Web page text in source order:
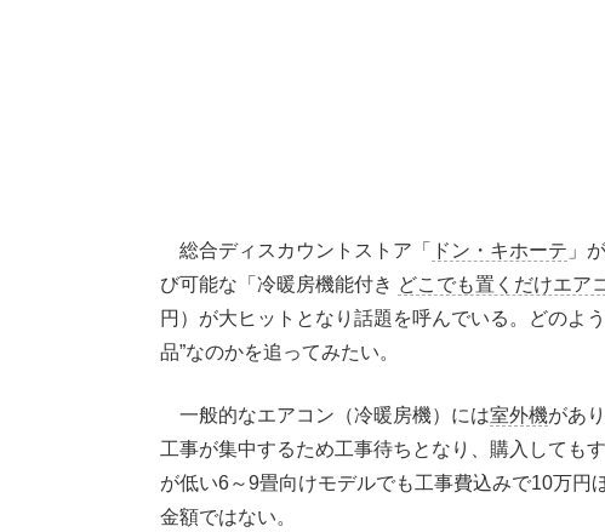
総合ディスカウントストア「 ドン・キホーテ 」
び可能な「冷暖房機能付き どこでも置くだけエア
円）が大ヒットとなり話題を呼んでいる。どのよ
品”なのかを追ってみたい。
一般的なエアコン（冷暖房機）には室外機があ
工事が集中するため工事待ちとなり、購入しても
が低い6～9畳向けモデルでも工事費込みで10万円
金額ではない。